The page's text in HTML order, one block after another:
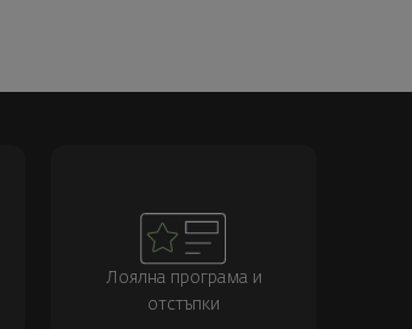
Лоялна програма и
отстъпки